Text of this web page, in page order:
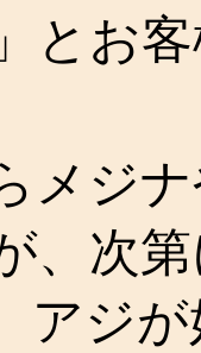
とお
メジ
、次
アジ